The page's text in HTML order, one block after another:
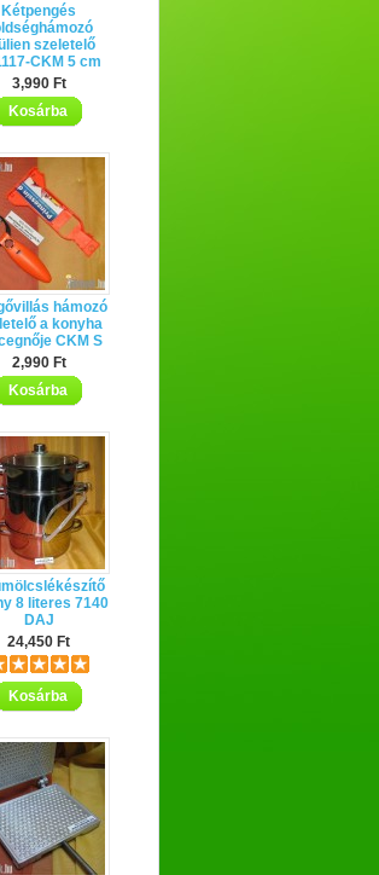
Kétpengés
szeletelő
CKM 5 cm
3,990 Ft
Kosárba
hámozó
a konyha
CKM S
2,990 Ft
Kosárba
8 literes 7140
DAJ
24,450 Ft
Kosárba